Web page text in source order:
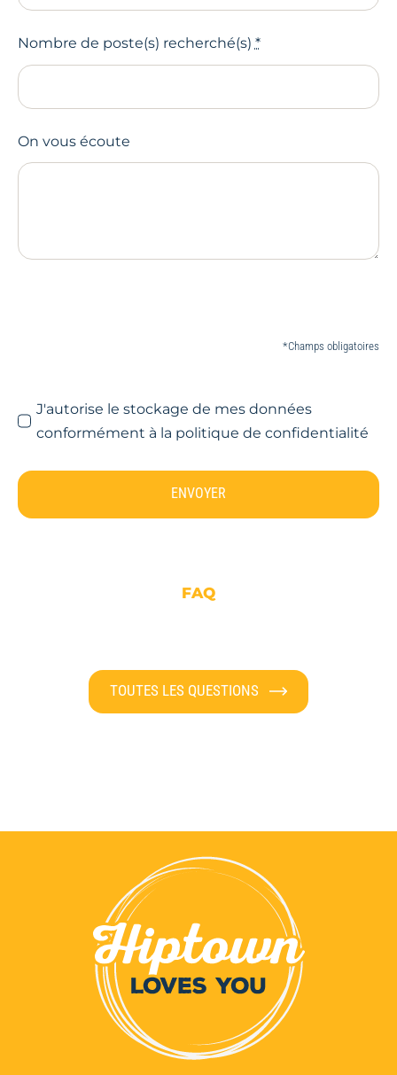
Nombre de poste(s) recherché(s) *
On vous écoute
*Champs obligatoires
J'autorise le stockage de mes données
conformément à la politique de confidentialité
ENVOYER
FAQ
TOUTES LES QUESTIONS